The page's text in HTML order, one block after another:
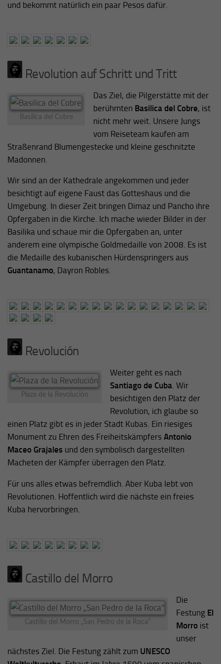
und bekommt natürlich ein paar Pesos dafür.
Revolution auf Schritt und Tritt
Basilica del Cobre
Das Ziel, die Pilgerstätte mit der
berühmten Basilica del Cobre, ist
nicht mehr weit. Unsere Jungs
vom Reiseteam kaufen am
Straßenrand Blumengestecke und kleine geschnitzte
Madonnen.
Wir sind an der Kathedrale angekommen und jeder
besichtigt auf eigene Faust das Gotteshaus und die
Umgebung. In dieser Zeit bringen Dimaz und Pancho ihre
Opfergaben in die Kirche. Ich mache wieder Bilder in der
Basilika und schaue mir die Opfergaben an, unter
anderem eine olympische Goldmedaille von 2008. Es ist
die Medaille des kubanischen Hürdenspringers aus
Guantanamo, Dayron Robles.
Revolución
Plaza de la Revolución
Weiter geht es nach
Santiago de Cuba. Wir
besichtigen den Platz der
Revolution, ich glaube so
einen Platz gibt es in jeder Stadt Kubas. Ein riesiges
Monument zu Ehren des Freiheitskämpfers Antonio
Maceo Grajales und den symbolisch dargestellten
Macheten der Kämpfer überragen den Platz.
Für uns alles etwas befremdlich. Aber Kuba lebt von
Revolutionen. Hoffentlich wird die nächste ein freies
Kuba hervorbringen.
Castillo del Morro
Castillo del Morro „San Pedro de la Roca”
Die
Festung El
Morroist
unser
nächstes Ziel. Die Festung zählt zum UNESCO